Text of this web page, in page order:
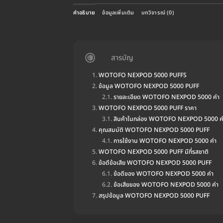
คำอธิบาย ข้อมูลเพิ่มเติม บทวิจารณ์ (0)
สารบัญ
WOTOFO NEXPOD 5000 PUFFS
ข้อมูล WOTOFO NEXPOD 5000 PUFF
รายละเอียด WOTOFO NEXPOD 5000 คำ
WOTOFO NEXPOD 5000 PUFF ราคา
สินค้าในกล่อง WOTOFO NEXPOD 5000
คุณสมบัติ WOTOFO NEXPOD 5000 PUFF
การใช้งาน WOTOFO NEXPOD 5000 คำ
WOTOFO NEXPOD 5000 PUFF มีกี่รสชาติ
ข้อดีข้อเสีย WOTOFO NEXPOD 5000 PUFF
ข้อดีของ WOTOFO NEXPOD 5000 คำ
ข้อเสียของ WOTOFO NEXPOD 5000 คำ
สรุปข้อมูล WOTOFO NEXPOD 5000 PUFF